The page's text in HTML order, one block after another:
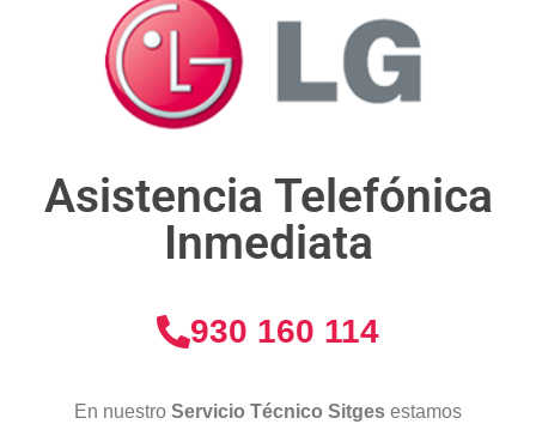
Asistencia Telefónica
Inmediata
930 160 114
En nuestro Servicio Técnico Sitges estamos